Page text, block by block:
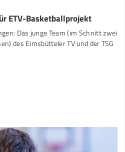
ETV-Basketballprojekt
Das junge Team (im Schnitt zwei
des Eimsbütteler TV und der TSG